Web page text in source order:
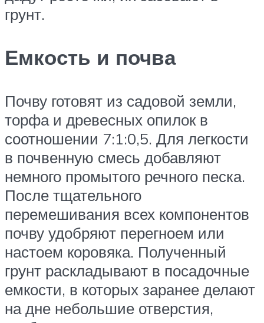
грунт.
Емкость и почва
Почву готовят из садовой земли,
торфа и древесных опилок в
соотношении 7:1:0,5. Для легкости
в почвенную смесь добавляют
немного промытого речного песка.
После тщательного
перемешивания всех компонентов
почву удобряют перегноем или
настоем коровяка. Полученный
грунт раскладывают в посадочные
емкости, в которых заранее делают
на дне небольшие отверстия,